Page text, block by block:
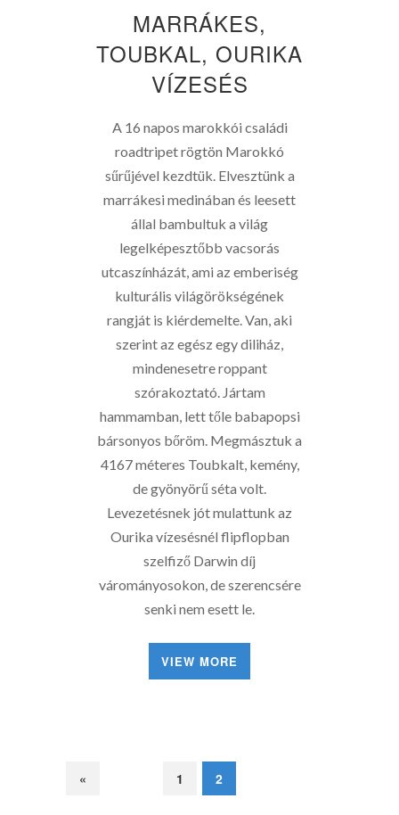
MARRÁKES,
TOUBKAL, OURIKA
VÍZESÉS
A 16 napos marokkói családi
roadtripet rögtön Marokkó
sűrűjével kezdtük. Elvesztünk a
marrákesi medinában és leesett
állal bambultuk a világ
legelképesztőbb vacsorás
utcaszínházát, ami az emberiség
kulturális világörökségének
rangját is kiérdemelte. Van, aki
szerint az egész egy diliház,
mindenesetre roppant
szórakoztató. Jártam
hammamban, lett tőle babapopsi
bársonyos bőröm. Megmásztuk a
4167 méteres Toubkalt, kemény,
de gyönyörű séta volt.
Levezetésnek jót mulattunk az
Ourika vízesésnél flipflopban
szelfiző Darwin díj
várományosokon, de szerencsére
senki nem esett le.
VIEW MORE
« 1 2